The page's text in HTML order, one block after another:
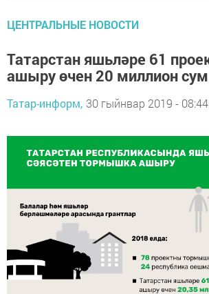
ЦЕНТРАЛЬНЫЕ НОВОСТИ
Татарстан яшьләре 61
ашыру өчен 20 миллион
Татар-информ, 30 гыйнвар 2019 - 08:44